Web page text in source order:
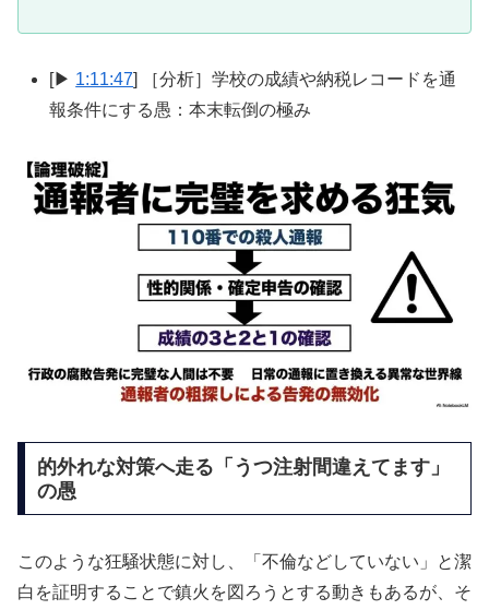
[▶ 1:11:47] ［分析］学校の成績や納税レコードを通
報条件にする愚：本末転倒の極み
的外れな対策へ走る「うつ注射間違えてます」
の愚
このような狂騒状態に対し、「不倫などしていない」と潔
白を証明することで鎮火を図ろうとする動きもあるが、そ